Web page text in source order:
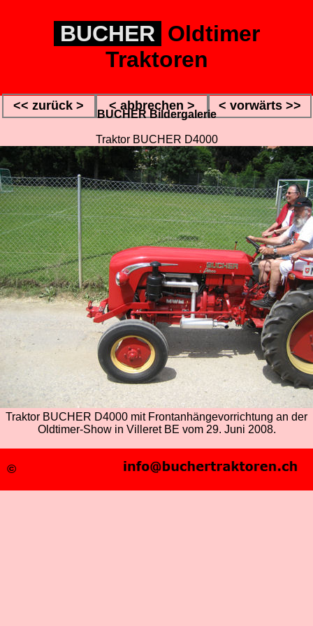
BUCHER Oldtimer
Traktoren
<< zurück > < abbrechen > < vorwärts >>
BUCHER Bildergalerie
Traktor BUCHER D4000
Traktor BUCHER D4000 mit Frontanhängevorrichtung an der
Oldtimer-Show in Villeret BE vom 29. Juni 2008.
©